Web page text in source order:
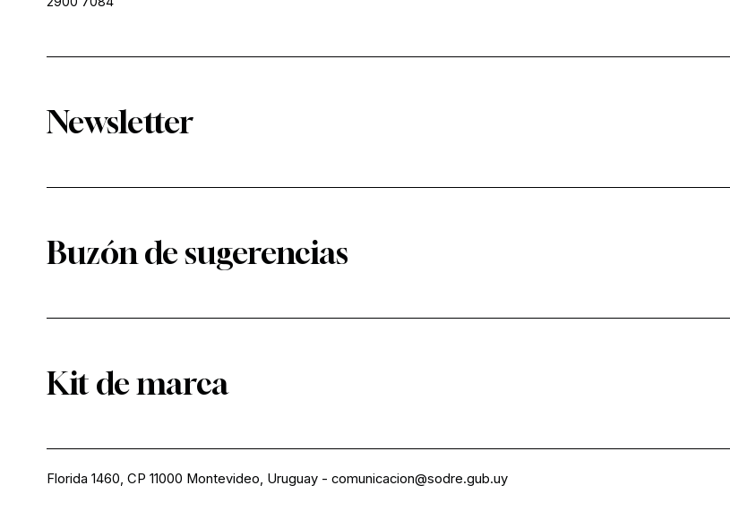
Newsletter
Buzón de sugerencias
Kit de marca
Florida 1460, CP 11000 Montevideo, Uruguay - comunicacion@sodre.gub.uy